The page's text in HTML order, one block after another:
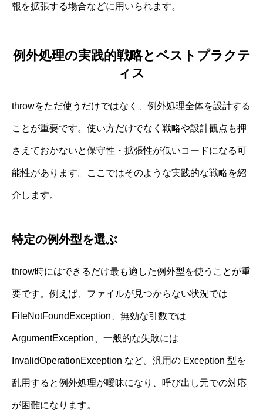
報を拡張する場合などに用いられます。
例外処理の実践的戦略とベストプラクテ
ィス
throwをただ使うだけではなく、例外処理全体を設計する
ことが重要です。使い方だけでなく戦略や設計観点も押
さえておかないと保守性・拡張性が低いコードになる可
能性があります。ここではそのような実践的な戦略を紹
介します。
特定の例外型を選ぶ
throw時にはできるだけ最も適した例外型を使うことが重
要です。例えば、ファイルが見つからない状況では
FileNotFoundException、無効な引数では
ArgumentException、一般的な失敗には
InvalidOperationException など。汎用の Exception 型を
乱用すると例外処理が曖昧になり、呼び出し元での対応
が困難になります。